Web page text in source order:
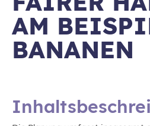
AM
BANANEN